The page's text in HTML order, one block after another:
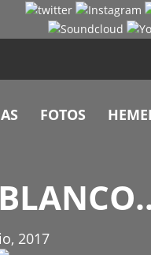
FOTOS
2017